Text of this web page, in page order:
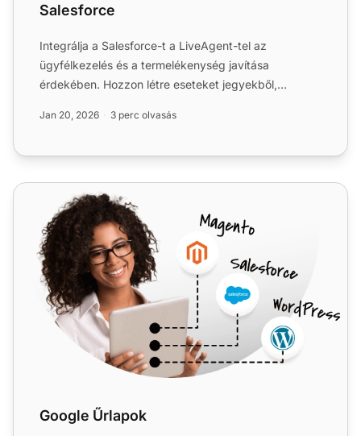
Salesforce
Integrálja a Salesforce-t a LiveAgent-tel az
ügyfélkezelés és a termelékenység javítása
érdekében. Hozzon létre eseteket jegyekből,
Jan 20, 2026 3 perc olvasás
Google Űrlapok
Google Űrlapok